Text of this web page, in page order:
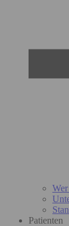
Patienten